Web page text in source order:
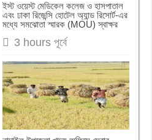
ইস্ট ওয়েস্ট মেডিকেল কলেজ ও হাসপাতাল
এবং ঢাকা রিজেন্সি হোটেল অ্যান্ড রিসোর্ট-এর
মধ্যে সমঝোতা স্মারক (MOU) স্বাক্ষর
3 hours পূর্বে